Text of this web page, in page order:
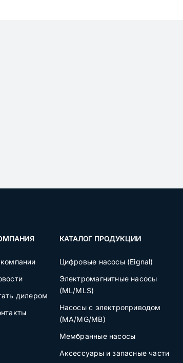
дилером
КАТАЛОГ ПРОДУКЦИИ
Цифровые насосы (Eignal)
Электромагнитные насосы
(ML/MLS)
Насосы с электроприводом
(MA/MG/MB)
Мембранные насосы
Аксессуары и запасные части